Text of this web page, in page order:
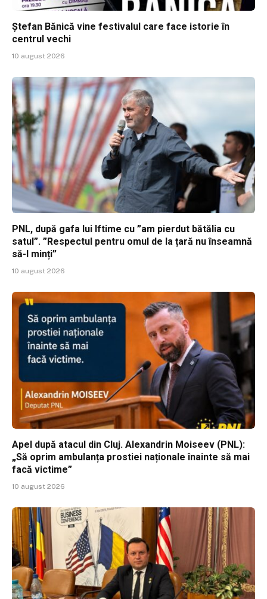
Ștefan Bănică vine festivalul care face istorie în
centrul vechi
10 august 2026
PNL, după gafa lui Iftime cu ”am pierdut bătălia cu
satul”. ”Respectul pentru omul de la țară nu înseamnă
să-l minți”
10 august 2026
Apel după atacul din Cluj. Alexandrin Moiseev (PNL):
„Să oprim ambulanța prostiei naționale înainte să mai
facă victime”
10 august 2026